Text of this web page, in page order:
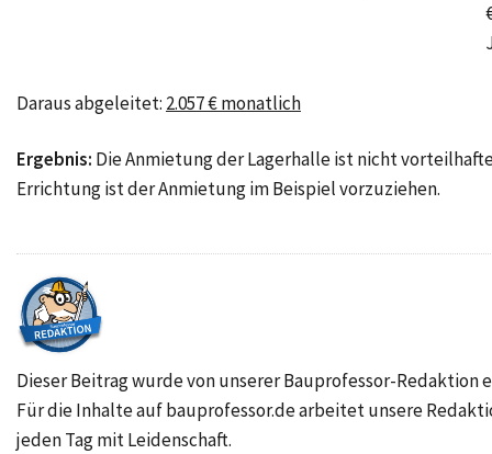
Daraus abgeleitet: 2.057 € monatlich
Ergebnis: Die Anmietung der Lagerhalle ist nicht
Errichtung ist der Anmietung im Beispiel vorzuziehen.
Dieser Beitrag wurde von unserer Bauprofessor-Redaktion
Für die Inhalte auf bauprofessor.de arbeitet unsere
jeden Tag mit Leidenschaft.